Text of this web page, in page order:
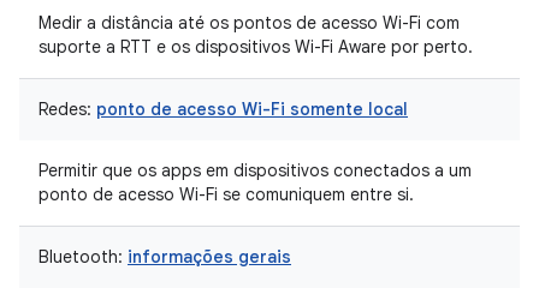
Medir a distância até os pontos de acesso Wi-Fi com
suporte a RTT e os dispositivos Wi-Fi Aware por perto.
Redes: ponto de acesso Wi-Fi somente local
Permitir que os apps em dispositivos conectados a um
ponto de acesso Wi-Fi se comuniquem entre si.
Bluetooth: informações gerais